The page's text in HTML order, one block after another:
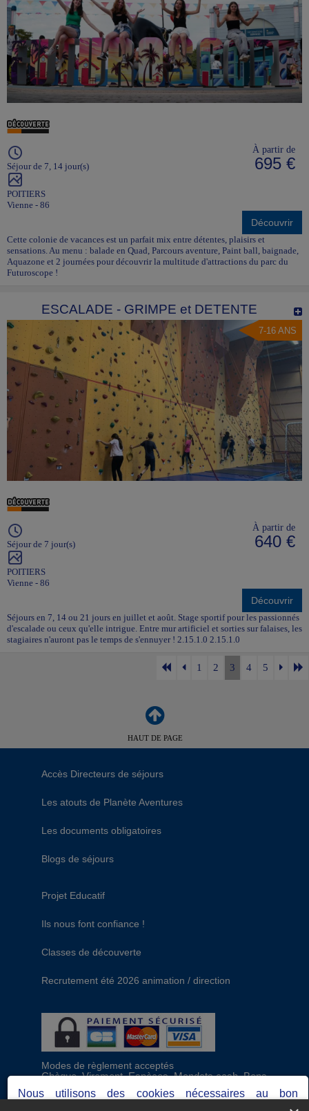
Séjour de 7, 14 jour(s)
POITIERS
Vienne - 86
À partir de
695 €
Découvrir
Cette colonie de vacances est un parfait mix entre détentes, plaisirs et
sensations. Au menu : balade en Quad, Parcours aventure, Paint ball, baignade,
Aquazone et 2 journées pour découvrir la multitude d'attractions du parc du
Futuroscope !
ESCALADE - GRIMPE et DETENTE
7-16 ANS
Séjour de 7 jour(s)
POITIERS
Vienne - 86
À partir de
640 €
Découvrir
Séjours en 7, 14 ou 21 jours en juillet et août. Stage sportif pour les passionnés
d'escalade ou ceux qu'elle intrigue. Entre mur artificiel et sorties sur falaises, les
stagiaires n'auront pas le temps de s'ennuyer ! 2.15.1.0 2.15.1.0
1 2 3 4 5
HAUT DE PAGE
Accès Directeurs de séjours
Les atouts de Planète Aventures
Les documents obligatoires
Blogs de séjours
Projet Educatif
Ils nous font confiance !
Classes de découverte
Recrutement été 2026 animation / direction
Modes de règlement acceptés
Chèque, Virement, Espèces, Mandats cash, Bons
CAF, Conseil général, Chèques vacances, Carte
bancaire, Prise en charge reçu sans règlement,
Nous utilisons des cookies nécessaires au bon
fonctionnement du site, ainsi que d'autres permettant de